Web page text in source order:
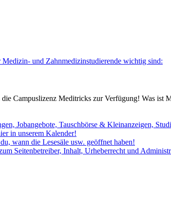
und Zahnmedizinstudierende wichtig sind:
Campuslizenz Meditricks zur Verfügung! Was ist
Jobangebote, Tauschbörse & Kleinanzeigen,
in unserem Kalender!
wann die Lesesäle usw. geöffnet haben!
Seitenbetreiber, Inhalt, Urheberrecht und